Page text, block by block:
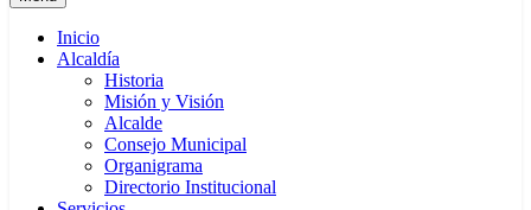
Inicio
Alcaldía
Historia
Misión y Visión
Alcalde
Consejo Municipal
Organigrama
Directorio Institucional